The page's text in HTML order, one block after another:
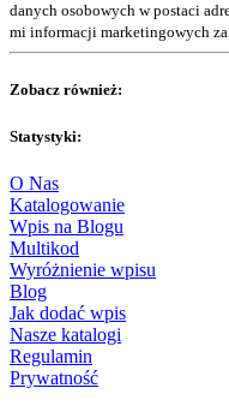
danych osobowych w postaci
mi informacji marketingowych
Zobacz również:
Statystyki:
O Nas
Katalogowanie
Wpis na Blogu
Multikod
Wyróżnienie wpisu
Blog
Jak dodać wpis
Nasze katalogi
Regulamin
Prywatność